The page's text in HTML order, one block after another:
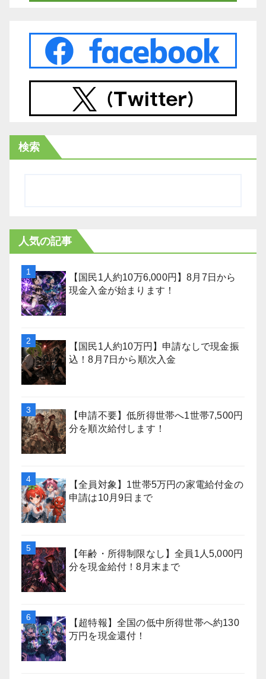
検索
人気の記事
【国民1人約10万6,000円】8月7日から
現金入金が始まります！
【国民1人約10万円】申請なしで現金振
込！8月7日から順次入金
【申請不要】低所得世帯へ1世帯7,500円
分を順次給付します！
【全員対象】1世帯5万円の家電給付金の
申請は10月9日まで
【年齢・所得制限なし】全員1人5,000円
分を現金給付！8月末まで
【超特報】全国の低中所得世帯へ約130
万円を現金還付！